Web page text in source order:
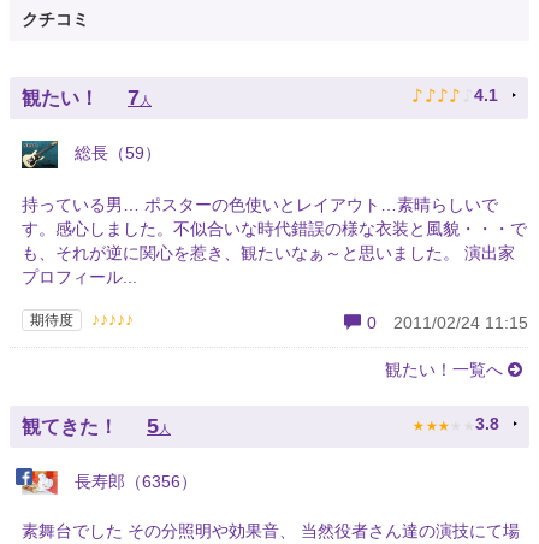
クチコミ
観たい！ 7人 ♪ ♪ ♪ ♪ ♪ 4.1
総長（59）
持っている男… ポスターの色使いとレイアウト…素晴らしいで
す。感心しました。不似合いな時代錯誤の様な衣装と風貌・・・で
も、それが逆に関心を惹き、観たいなぁ～と思いました。 演出家
プロフィール...
期待度 ♪♪♪♪♪ 0 2011/02/24 11:15
観たい！一覧へ
観てきた！ 5 人 ★ ★ ★ ★ ★ 3.8
長寿郎（6356）
素舞台でした その分照明や効果音、 当然役者さん達の演技にて場